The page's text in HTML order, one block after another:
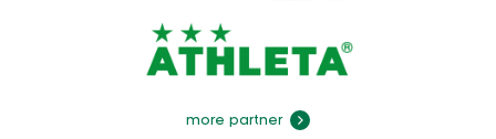
more partner